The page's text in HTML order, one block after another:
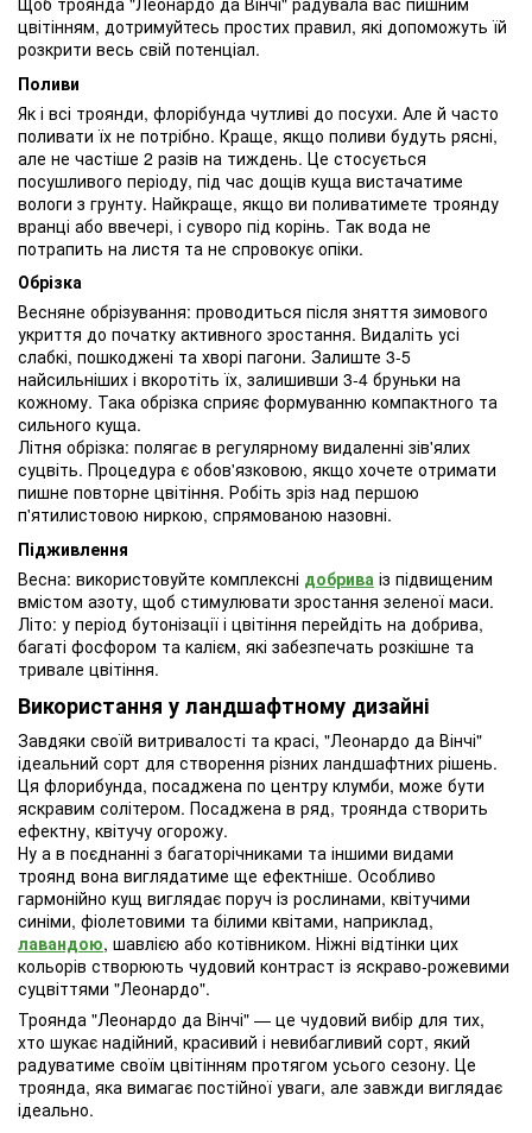
цвітінням, дотримуйтесь простих правил, які допоможуть їй
розкрити весь свій потенціал.
Поливи
Як і всі троянди, флорібунда чутливі до посухи. Але й часто
поливати їх не потрібно. Краще, якщо поливи будуть рясні,
але не частіше 2 разів на тиждень. Це стосується
посушливого періоду, під час дощів куща вистачатиме
вологи з грунту. Найкраще, якщо ви поливатимете троянду
вранці або ввечері, і суворо під корінь. Так вода не
потрапить на листя та не спровокує опіки.
Обрізка
Весняне обрізування: проводиться після зняття зимового
укриття до початку активного зростання. Видаліть усі
слабкі, пошкоджені та хворі пагони. Залиште 3-5
найсильніших і вкоротіть їх, залишивши 3-4 бруньки на
кожному. Така обрізка сприяє формуванню компактного та
сильного куща.
Літня обрізка: полягає в регулярному видаленні зів'ялих
суцвіть. Процедура є обов'язковою, якщо хочете отримати
пишне повторне цвітіння. Робіть зріз над першою
п'ятилистовою ниркою, спрямованою назовні.
Підживлення
Весна: використовуйте комплексні добрива із підвищеним
вмістом азоту, щоб стимулювати зростання зеленої маси.
Літо: у період бутонізації і цвітіння перейдіть на добрива,
багаті фосфором та калієм, які забезпечать розкішне та
тривале цвітіння.
Використання у ландшафтному дизайні
Завдяки своїй витривалості та красі, "Леонардо да Вінчі"
ідеальний сорт для створення різних ландшафтних рішень.
Ця флорибунда, посаджена по центру клумби, може бути
яскравим солітером. Посаджена в ряд, троянда створить
ефектну, квітучу огорожу.
Ну а в поєднанні з багаторічниками та іншими видами
троянд вона виглядатиме ще ефектніше. Особливо
гармонійно кущ виглядає поруч із рослинами, квітучими
синіми, фіолетовими та білими квітами, наприклад,
лавандою, шавлією або котівником. Ніжні відтінки цих
кольорів створюють чудовий контраст із яскраво-рожевими
суцвіттями "Леонардо".
Троянда "Леонардо да Вінчі" — це чудовий вибір для тих,
хто шукає надійний, красивий і невибагливий сорт, який
радуватиме своїм цвітінням протягом усього сезону. Це
троянда, яка вимагає постійної уваги, але завжди виглядає
ідеально.